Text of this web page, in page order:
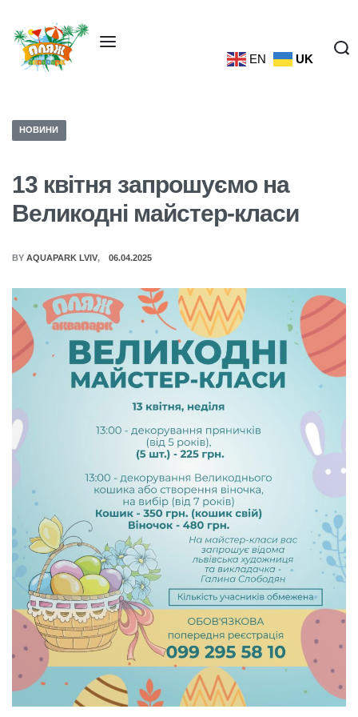
EN UK
НОВИНИ
13 квітня запрошуємо на
Великодні майстер-класи
BY AQUAPARK LVIV 06.04.2025